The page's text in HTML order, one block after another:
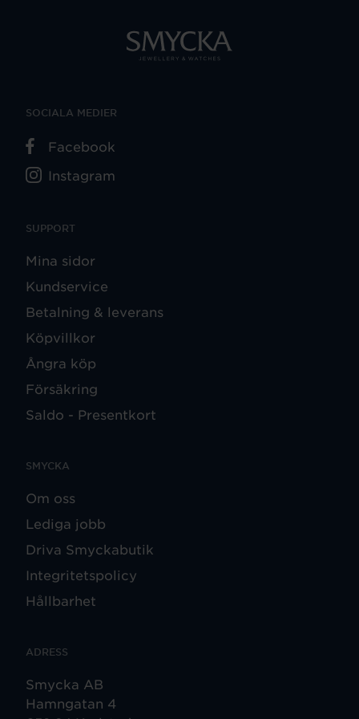
SUPPORT
Mina sidor
Kundservice
Betalning & leverans
Köpvillkor
Ångra köp
Försäkring
Saldo - Presentkort
SMYCKA
Om oss
Lediga jobb
Driva Smyckabutik
Integritetspolicy
Hållbarhet
ADRESS
Smycka AB
Hamngatan 4
SOCIALA MEDIER
Facebook
Instagram